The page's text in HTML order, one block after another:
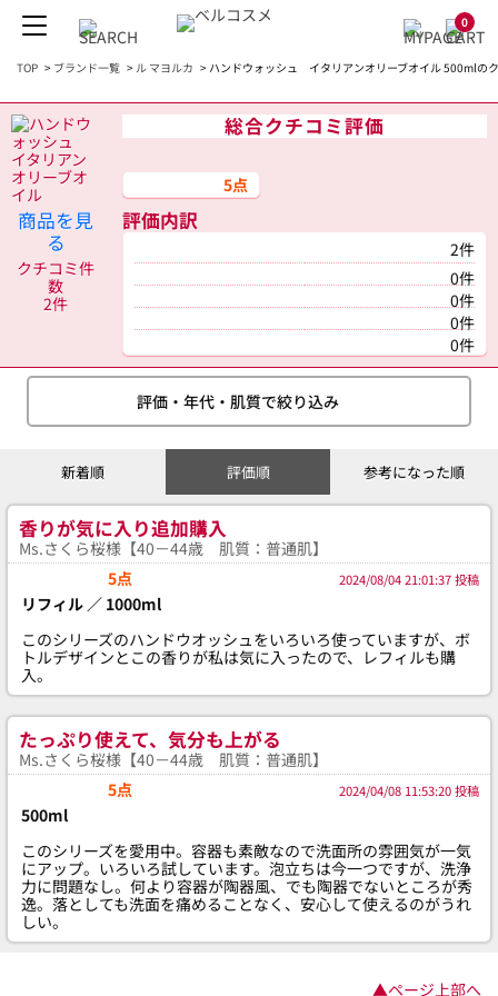
0
TOP > ブランド一覧 > ル マヨルカ > ハンドウォッシュ イタリアンオリーブオイル 500mlの
商品を見
る
クチコミ件
数
2件
総合クチコミ評価
5点
評価内訳
2件
0件
0件
0件
0件
評価・年代・肌質で絞り込み
新着順 評価順 参考になった順
香りが気に入り追加購入
Ms.さくら桜様【40－44歳 肌質：普通肌】
5点
2024/08/04 21:01:37 投稿
リフィル ／ 1000ml
このシリーズのハンドウオッシュをいろいろ使っていますが、ボ
トルデザインとこの香りが私は気に入ったので、レフィルも購
入。
たっぷり使えて、気分も上がる
Ms.さくら桜様【40－44歳 肌質：普通肌】
5点
2024/04/08 11:53:20 投稿
500ml
このシリーズを愛用中。容器も素敵なので洗面所の雰囲気が一気
にアップ。いろいろ試しています。泡立ちは今一つですが、洗浄
力に問題なし。何より容器が陶器風、でも陶器でないところが秀
逸。落としても洗面を痛めることなく、安心して使えるのがうれ
しい。
▲ページ上部へ